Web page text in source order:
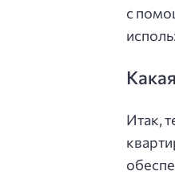
с
Итак,